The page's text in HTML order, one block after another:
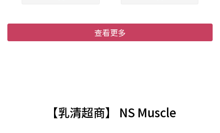
查看更多
【乳清超商】 NS Muscle